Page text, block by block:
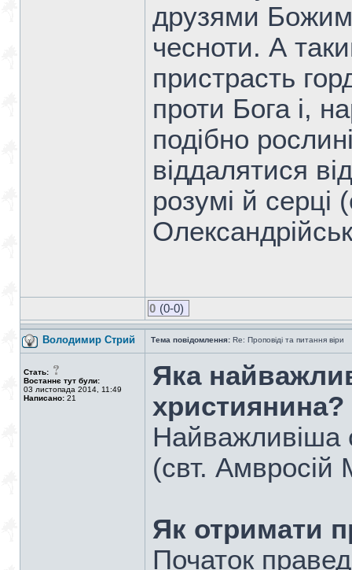
друзями
чесноти. А
пристрасть
проти Бога і,
подібно
віддалятися
розумі й серці
0 (0-0)
Володимир Стрий Тема повідомлення: Re: Проповіді та питання віри
Стать:
Востаннє тут були:
03 листопада 2014, 11:49
Написано: 21
Яка
християнина?
Найважливіша
(свт. Амвросій
Як отримати
Початок